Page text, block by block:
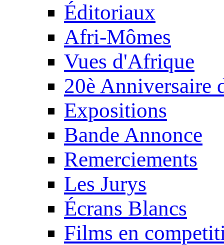
Éditoriaux
Afri-Mômes
Vues d'Afrique
20è Anniversaire
Expositions
Bande Annonce
Remerciements
Les Jurys
Écrans Blancs
Films en